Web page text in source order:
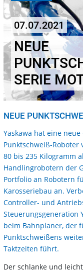
07.07.2021
NEUE
ERIE
NEUE
Yaskawa hat eine
Punktschweiß-Roboter
80 bis 235 Kilogramm
Handlingrobotern der
Portfolio an Robotern
Karosseriebau an.
Controller- und
Steuerungsgeneration
beim Bahnplaner, der
Punktschweißens
Taktzeiten führt.
Der schlanke und